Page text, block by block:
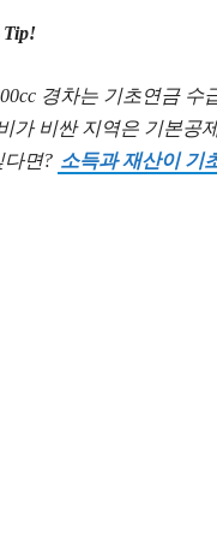
Tip!
경차는 기초연금 수
가 비싼 지역은 기본공
다면? 소득과 재산이 기